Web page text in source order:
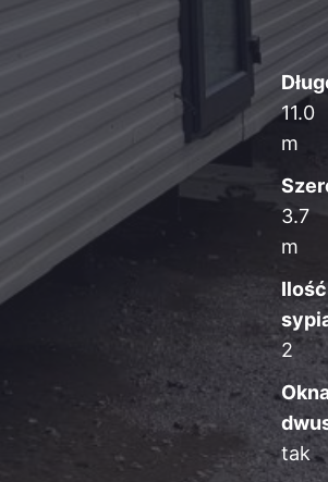
11.0
m
3.7
m
Ilość
2
tak